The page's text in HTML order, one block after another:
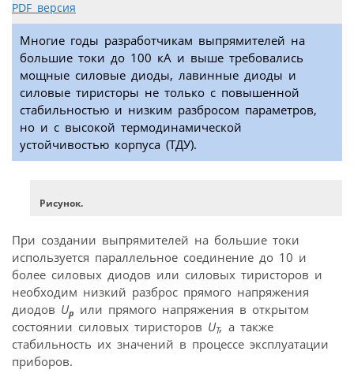
PDF версия
Многие годы разработчикам выпрямителей на
большие токи до 100 кА и выше требовались
мощные силовые диоды, лавинные диоды и
силовые тиристоры не только с повышенной
стабильностью и низким разбросом параметров,
но и с высокой термодинамической
устойчивостью корпуса (ТДУ).
Рисунок.
При создании выпрямителей на большие токи
используется параллельное соединение до 10 и
более силовых диодов или силовых тиристоров и
необходим низкий разброс прямого напряжения
диодов Up или прямого напряжения в открытом
состоянии силовых тиристоров UT, а также
стабильность их значений в процессе эксплуатации
приборов.